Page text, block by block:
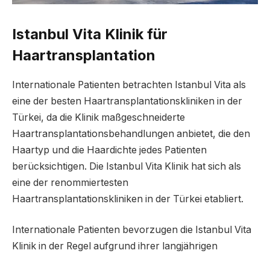
Istanbul Vita Klinik für
Haartransplantation
Internationale Patienten betrachten Istanbul Vita als
eine der besten Haartransplantationskliniken in der
Türkei, da die Klinik maßgeschneiderte
Haartransplantationsbehandlungen anbietet, die den
Haartyp und die Haardichte jedes Patienten
berücksichtigen. Die Istanbul Vita Klinik hat sich als
eine der renommiertesten
Haartransplantationskliniken in der Türkei etabliert.
Internationale Patienten bevorzugen die Istanbul Vita
Klinik in der Regel aufgrund ihrer langjährigen